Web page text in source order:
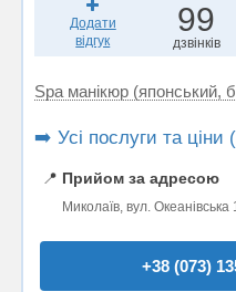
Додати
відгук
99
дзвінків
Spa манікюр (японський,
➡️ Усі послуги та ціни
📍 Прийом за адресою
Миколаїв, вул.
+38 (073)